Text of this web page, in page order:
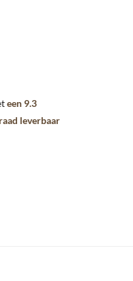
een 9.3
leverbaar